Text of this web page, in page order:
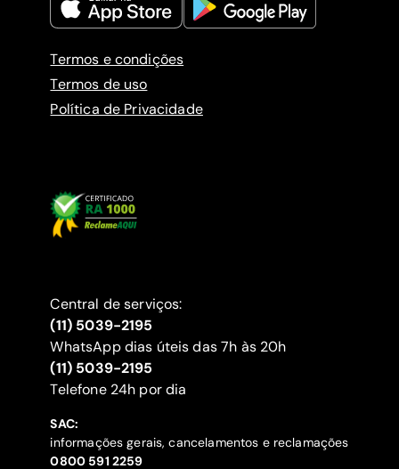
Termos e condições
Termos de uso
Política de Privacidade
Central de serviços:
(11) 5039-2195
WhatsApp dias úteis das 7h às 20h
(11) 5039-2195
‍Telefone 24h por dia
SAC:
informações gerais, cancelamentos e reclamações
‍0800 591 2259